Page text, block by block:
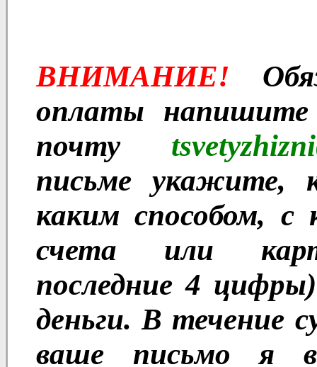
ВНИМАНИЕ!
оплаты
почту
письме укажите,
каким способом, с
счета или
последние 4
деньги. В течение
ваше письмо я